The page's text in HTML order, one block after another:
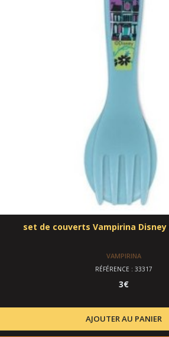
set de couverts Vampirina
VAMPIRINA
RÉFÉRENCE : 33317
3€
AJOUTER AU PANIER